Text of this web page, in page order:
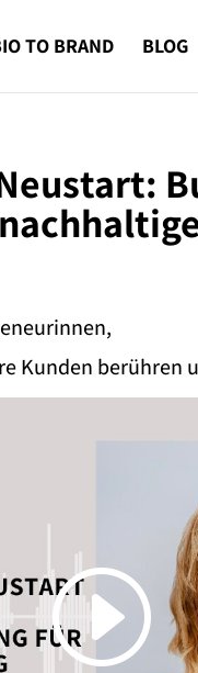
TO BRAND BLOG
Kunden berühren